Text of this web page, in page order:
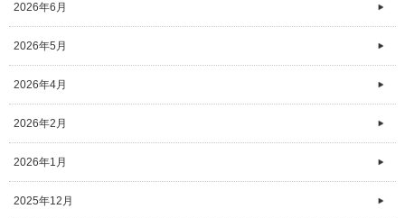
2026年6月
2026年5月
2026年4月
2026年2月
2026年1月
2025年12月